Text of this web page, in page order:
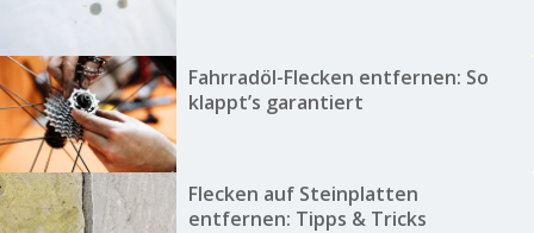
Fahrradöl-Flecken entfernen: So
klappt’s garantiert
Flecken auf Steinplatten
entfernen: Tipps & Tricks